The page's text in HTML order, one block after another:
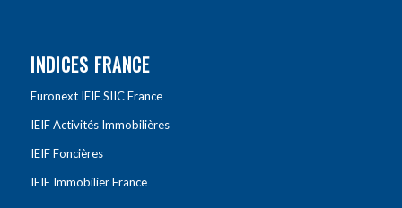
INDICES FRANCE
Euronext IEIF SIIC France
IEIF Activités Immobilières
IEIF Foncières
IEIF Immobilier France